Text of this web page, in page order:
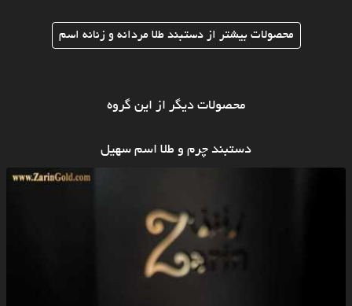
محصولات بیشتر از دستبند طلا مردانه و زنانه اسم
محصولات دیگر از این گروه
دستبند چرم و طلا اسم سهیل